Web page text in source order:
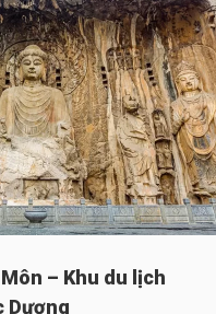
– Khu du lịch
Dương